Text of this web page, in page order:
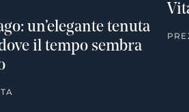
un’elegante tenuta
il tempo sembra